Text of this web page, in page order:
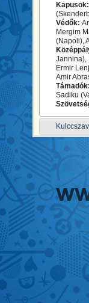
Kapusok:
Védők:
Mergim
(Napoli),
Jannina),
Ermir
Amir
Támadók:
Sadiku